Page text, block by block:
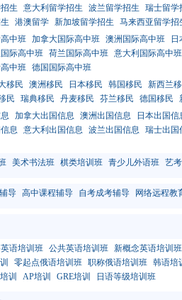
生 意大利留学招生 波兰留学招生 瑞士留学
港澳留学 新加坡留学招生
马来西亚留学招
中班 加拿大国际高中班 澳洲国际高中班 日
际高中班 荷兰国际高中班 意大利国际高中班
中班 德国国际高中班
移民 澳洲移民 日本移民 韩国移民 新西兰
民 瑞典移民 丹麦移民 芬兰移民 德国移民
加拿大出国信息 澳洲出国信息 日本出国信
息 意大利出国信息 波兰出国信息 瑞士出国
美术书法班 棋类培训班 青少儿外语班 艺
导 高中课程辅导 自考成考辅导 网络远程教
语培训班 公共英语培训班 新概念英语培训班
零起点俄语培训班 职称俄语培训班 韩语培
训 AP培训 GRE培训 日语等级培训班